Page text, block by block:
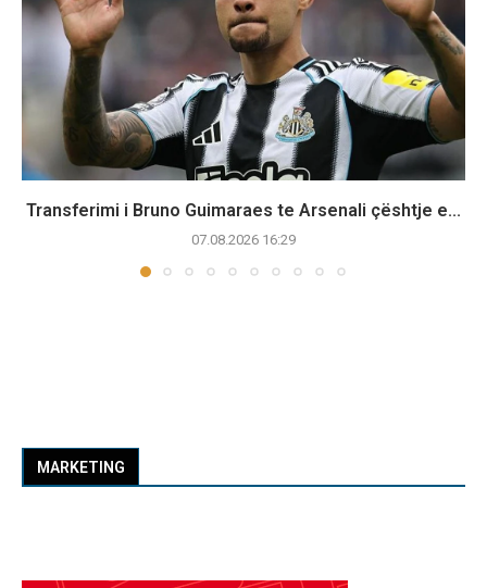
Transferimi i Bruno Guimaraes te Arsenali çështje e...
07.08.2026 16:29
MARKETING